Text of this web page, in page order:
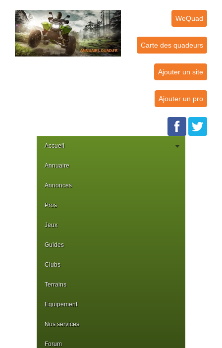
WeQuad
Carte des quadeurs
Ajouter un site
Ajouter un pro
Accueil
Annuaire
Annonces
Pros
Jeux
Guides
Clubs
Terrains
Equipement
Nos services
Forum